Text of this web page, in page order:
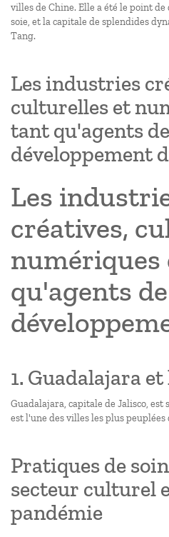
villes de Chine. Elle a été le point
soie, et la capitale de splendides
Tang.
Les industries
culturelles et
tant qu'agents de
développement
Les
créatives,
numériques
qu'agents de
1. Guadalajara
Guadalajara, capitale de Jalisco,
est l'une des villes les plus peuplées
Pratiques de
secteur culturel
pandémie